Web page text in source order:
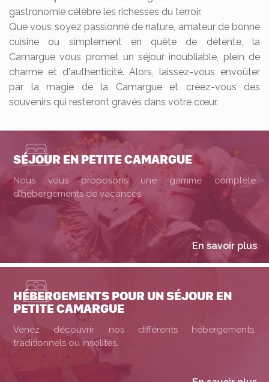
gastronomie célèbre les richesses du terroir.
Que vous soyez passionné de nature, amateur de bonne
cuisine ou simplement en quête de détente, la
Camargue vous promet un séjour inoubliable, plein de
charme et d'authenticité. Alors, laissez-vous envoûter
par la magie de la Camargue et créez-vous des
souvenirs qui resteront gravés dans votre cœur.
SÉJOUR EN PETITE CAMARGUE
Nous vous proposons une gamme complète
d'hébergements de vacances.
En savoir plus
HÉBERGEMENTS POUR UN SÉJOUR EN
PETITE CAMARGUE
Venez découvrir nos différents hébergements,
traditionnels ou insolites.